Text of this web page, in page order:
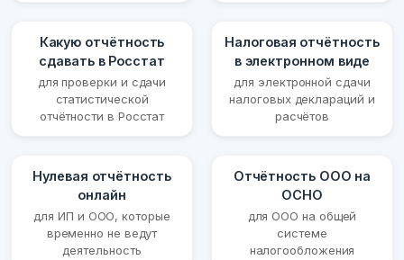
Какую отчётность
сдавать в Росстат
для проверки и сдачи
статистической
отчётности в Росстат
Налоговая отчётность
в электронном виде
для электронной сдачи
налоговых деклараций и
расчётов
Нулевая отчётность
онлайн
для ИП и ООО, которые
временно не ведут
деятельность
Отчётность ООО на
ОСНО
для ООО на общей
системе
налогообложения